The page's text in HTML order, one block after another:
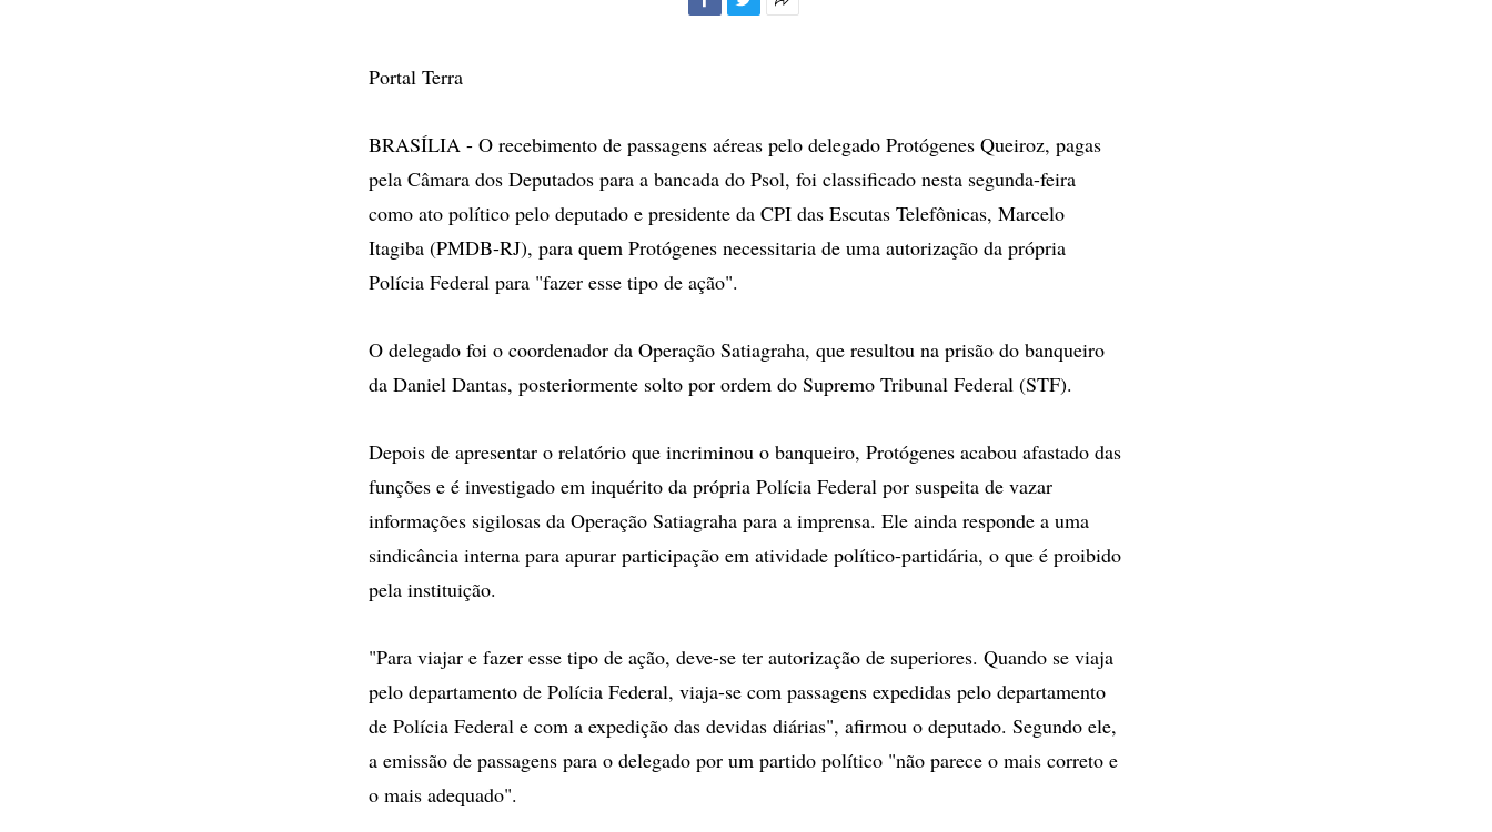
Portal Terra
BRASÍLIA - O recebimento de passagens aéreas pelo delegado Protógenes Queiroz, pagas
pela Câmara dos Deputados para a bancada do Psol, foi classificado nesta segunda-feira
como ato político pelo deputado e presidente da CPI das Escutas Telefônicas, Marcelo
Itagiba (PMDB-RJ), para quem Protógenes necessitaria de uma autorização da própria
Polícia Federal para "fazer esse tipo de ação".
O delegado foi o coordenador da Operação Satiagraha, que resultou na prisão do banqueiro
da Daniel Dantas, posteriormente solto por ordem do Supremo Tribunal Federal (STF).
Depois de apresentar o relatório que incriminou o banqueiro, Protógenes acabou afastado das
funções e é investigado em inquérito da própria Polícia Federal por suspeita de vazar
informações sigilosas da Operação Satiagraha para a imprensa. Ele ainda responde a uma
sindicância interna para apurar participação em atividade político-partidária, o que é proibido
pela instituição.
"Para viajar e fazer esse tipo de ação, deve-se ter autorização de superiores. Quando se viaja
pelo departamento de Polícia Federal, viaja-se com passagens expedidas pelo departamento
de Polícia Federal e com a expedição das devidas diárias", afirmou o deputado. Segundo ele,
a emissão de passagens para o delegado por um partido político "não parece o mais correto e
o mais adequado".